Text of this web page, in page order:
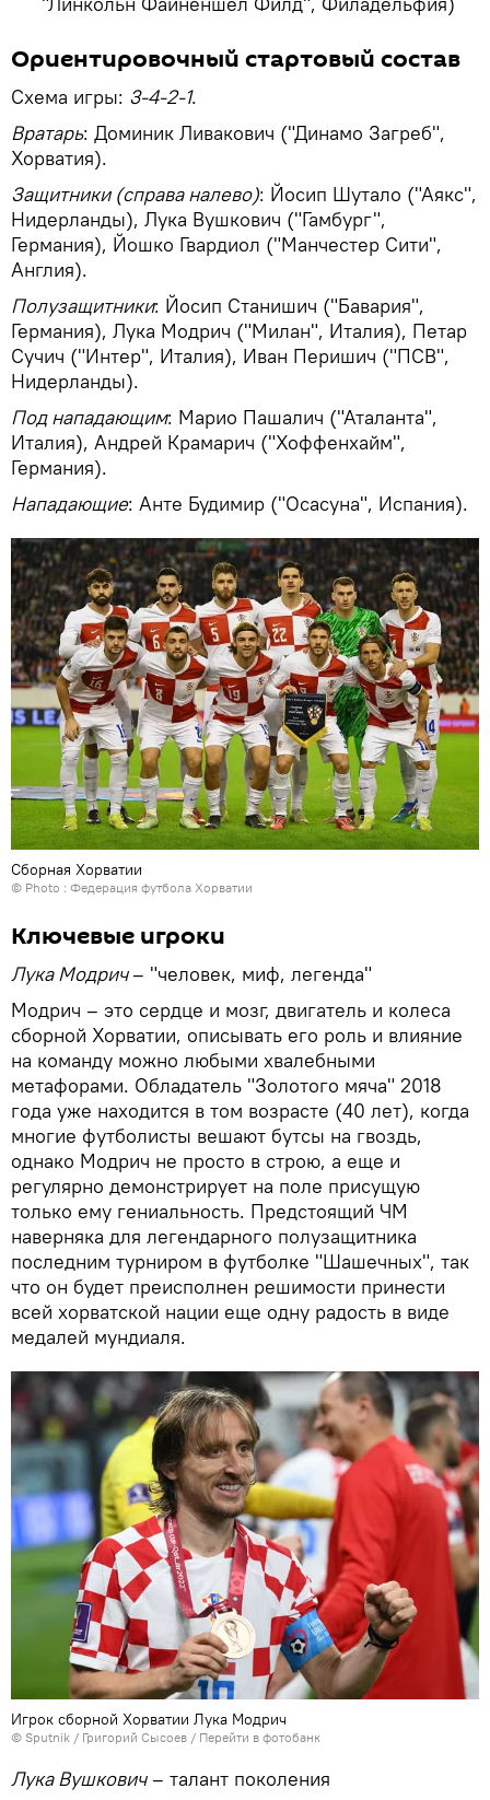
Ориентировочный стартовый состав
Схема игры: 3-4-2-1.
Вратарь: Доминик Ливакович ("Динамо Загреб",
Хорватия).
Защитники (справа налево): Йосип Шутало ("Аякс",
Нидерланды), Лука Вушкович ("Гамбург",
Германия), Йошко Гвардиол ("Манчестер Сити",
Англия).
Полузащитники: Йосип Станишич ("Бавария",
Германия), Лука Модрич ("Милан", Италия), Петар
Сучич ("Интер", Италия), Иван Перишич ("ПСВ",
Нидерланды).
Под нападающим: Марио Пашалич ("Аталанта",
Италия), Андрей Крамарич ("Хоффенхайм",
Германия).
Нападающие: Анте Будимир ("Осасуна", Испания).
Сборная Хорватии
© Photo : Федерация футбола Хорватии
Ключевые игроки
Лука Модрич– "человек, миф, легенда"
Модрич – это сердце и мозг, двигатель и колеса
сборной Хорватии, описывать его роль и влияние
на команду можно любыми хвалебными
метафорами. Обладатель "Золотого мяча" 2018
года уже находится в том возрасте (40 лет), когда
многие футболисты вешают бутсы на гвоздь,
однако Модрич не просто в строю, а еще и
регулярно демонстрирует на поле присущую
только ему гениальность. Предстоящий ЧМ
наверняка для легендарного полузащитника
последним турниром в футболке "Шашечных", так
что он будет преисполнен решимости принести
всей хорватской нации еще одну радость в виде
медалей мундиаля.
Игрок сборной Хорватии Лука Модрич
© Sputnik / Григорий Сысоев / Перейти в фотобанк
Лука Вушкович– талант поколения